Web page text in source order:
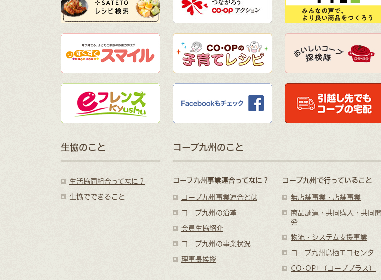
生協のこと
生活協同組合ってなに？
生協でできること
コープ九州のこと
コープ九州事業連合ってなに？
コープ九州事業連合とは
コープ九州の沿革
会員生協紹介
コープ九州の事業状況
理事長挨拶
コープ九州で行っていること
無店舗事業・店舗事業
商品調達・共同購入・共同開
発
物流・システム支援事業
コープ九州鳥栖エコセンター
CO･OP+（コーププラス）